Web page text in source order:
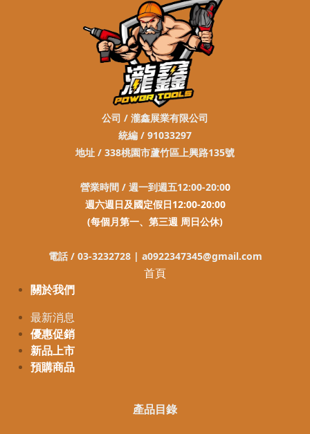
公司 / 瀧鑫展業有限公司
統編 / 91033297
地址 / 338桃園市蘆竹區上興路135號
營業時間 / 週一到週五12:00-20:00
週六週日及國定假日12:00-20:00
(每個月第一、第三週 周日公休)
電話 / 03-3232728 | a0922347345@gmail.com
首頁
關於我們
最新消息
優惠促銷
新品上市
預購商品
產品目錄